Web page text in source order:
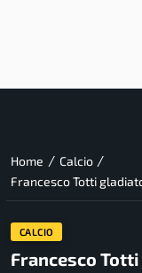
Home / Calcio /
Francesco Totti
CALCIO
Francesco